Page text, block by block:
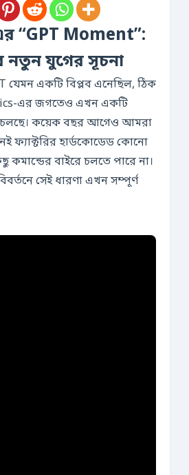
“GPT Moment”:
নতুন যুগের সূচনা
যেমন একটি বিপ্লব এনেছিল, ঠিক
এর জগতেও এখন একটি
চলছে। কয়েক বছর আগেও আমরা
ফ্যাক্টরির হার্ডকোডেড কোনো
কমান্ডের বাইরে চলতে পারে না।
সেই ধারণা এখন সম্পূর্ণ